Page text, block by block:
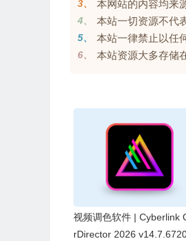
3、 本网站的内容均来
4、 本站一切资源不代
5、 本站一律禁止以任
6、 本站资源大多存储
视频调色软件 | Cyberlink
rDirector 2026